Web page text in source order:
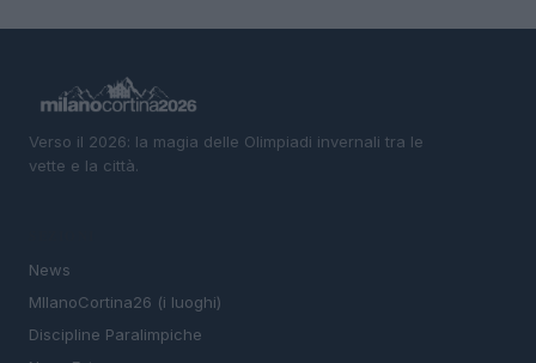
Verso il 2026: la magia delle Olimpiadi invernali tra le
vette e la città.
News
MIlanoCortina26 (i luoghi)
Discipline Paralimpiche